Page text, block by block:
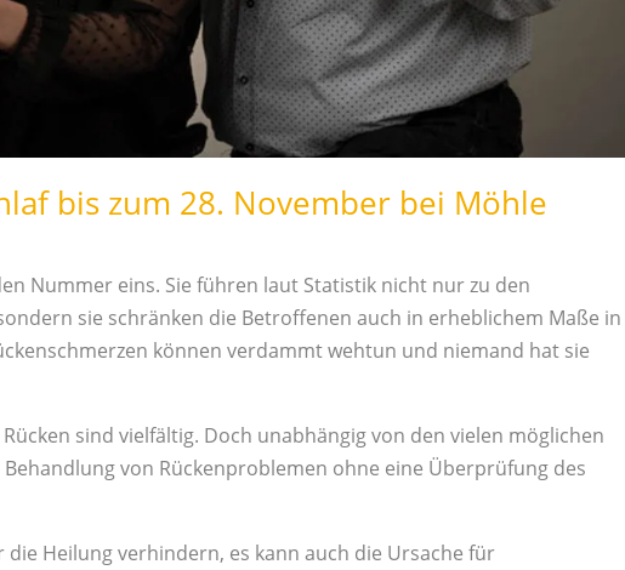
bis zum 28. November bei Möhle
Nummer eins. Sie führen laut Statistik nicht nur zu den
sie schränken die Betroffenen auch in erheblichem Maße in
können verdammt wehtun und niemand hat sie
sind vielfältig. Doch unabhängig von den vielen möglichen
von Rückenproblemen ohne eine Überprüfung des
Heilung verhindern, es kann auch die Ursache für